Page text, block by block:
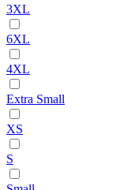
3XL
6XL
4XL
Extra Small
XS
S